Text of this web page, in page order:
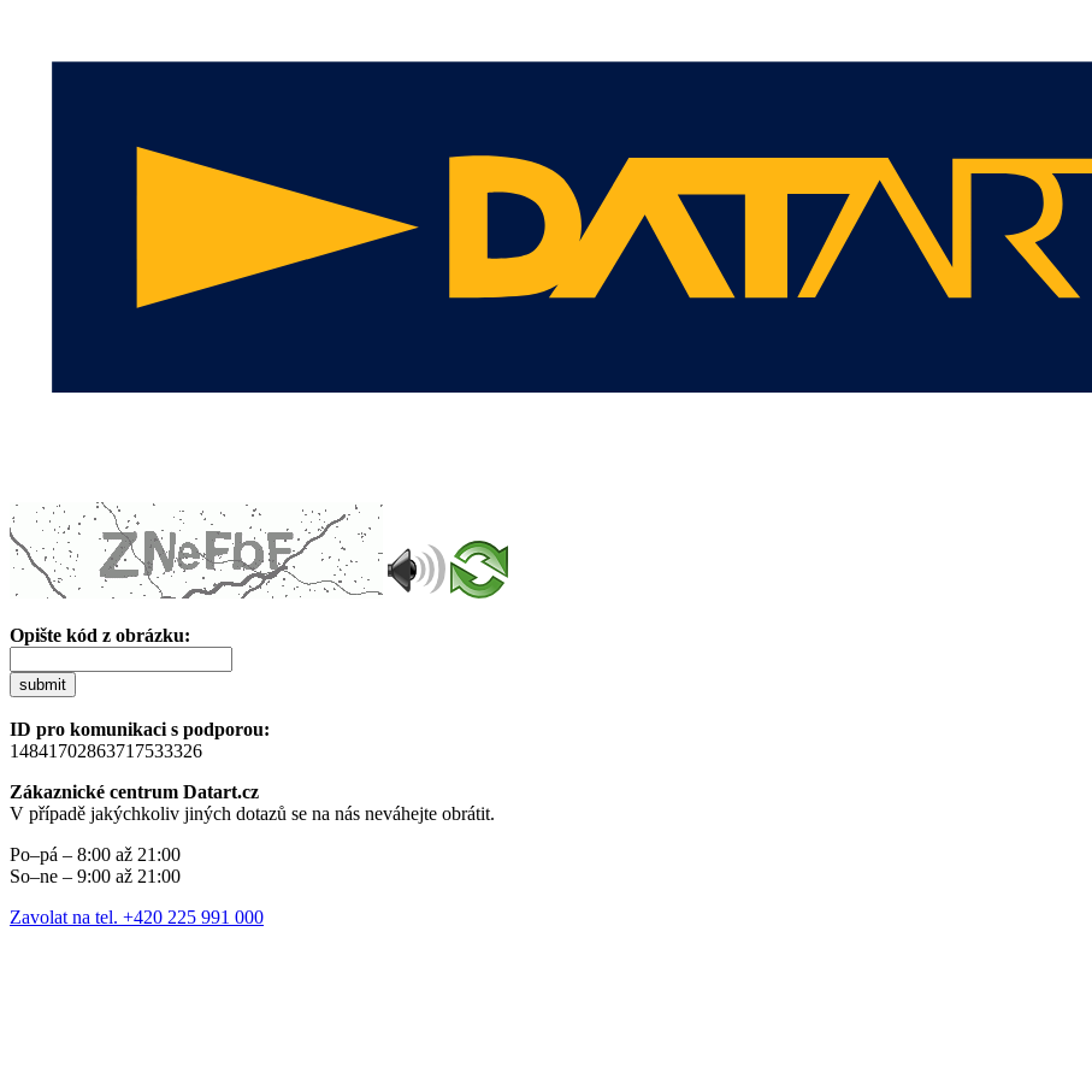
Opište kód z obrázku:
submit
ID pro komunikaci s podporou:
14841702863717533326
Zákaznické centrum Datart.cz
V případě jakýchkoliv jiných dotazů se na nás neváhejte obrátit.
Po–pá – 8:00 až 21:00
So–ne – 9:00 až 21:00
Zavolat na tel. +420 225 991 000